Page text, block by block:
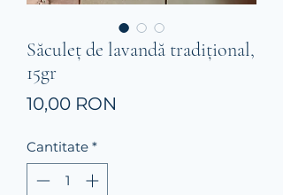
Săculeț de lavandă tradițional,
15gr
10,00 RON
Cantitate *